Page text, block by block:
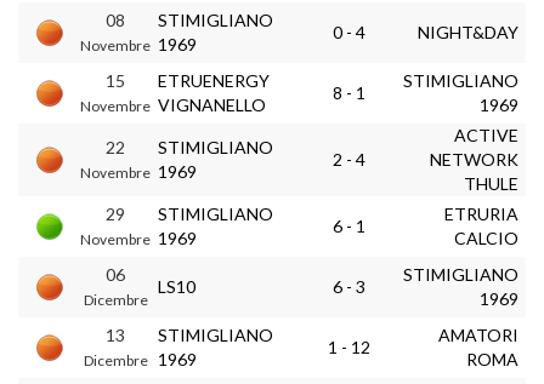
08
Novembre
STIMIGLIANO
1969
0 - 4 NIGHT&DAY
15
Novembre
ETRUENERGY
VIGNANELLO
8 - 1
STIMIGLIANO
1969
22
Novembre
STIMIGLIANO
1969
2 - 4
ACTIVE
NETWORK
THULE
29
Novembre
STIMIGLIANO
1969
6 - 1
ETRURIA
CALCIO
06
Dicembre
LS10 6 - 3
STIMIGLIANO
1969
13
Dicembre
STIMIGLIANO
1969
1 - 12
AMATORI
ROMA